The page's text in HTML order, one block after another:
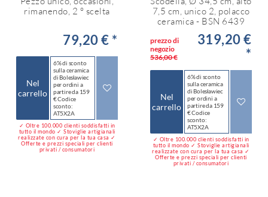
rimanendo, 2 ° scelta
79,20 € *
Nel
carrello
6% di sconto
sulla ceramica
di Bolesławiec
per ordini a
partire da 159
€ Codice
sconto:
AT5X2A
✓ Oltre 100.000 clienti soddisfatti in
tutto il mondo ✓ Stoviglie artigianali
realizzate con cura per la tua casa ✓
Offerte e prezzi speciali per clienti
privati / consumatori
7,5 cm, unico 2, polacco
ceramica - BSN 6439
prezzo di
negozio
536,00 €
319,20 €
*
Nel
carrello
6% di sconto
sulla ceramica
di Bolesławiec
per ordini a
partire da 159
€ Codice
sconto:
AT5X2A
✓ Oltre 100.000 clienti soddisfatti in
tutto il mondo ✓ Stoviglie artigianali
realizzate con cura per la tua casa ✓
Offerte e prezzi speciali per clienti
privati / consumatori